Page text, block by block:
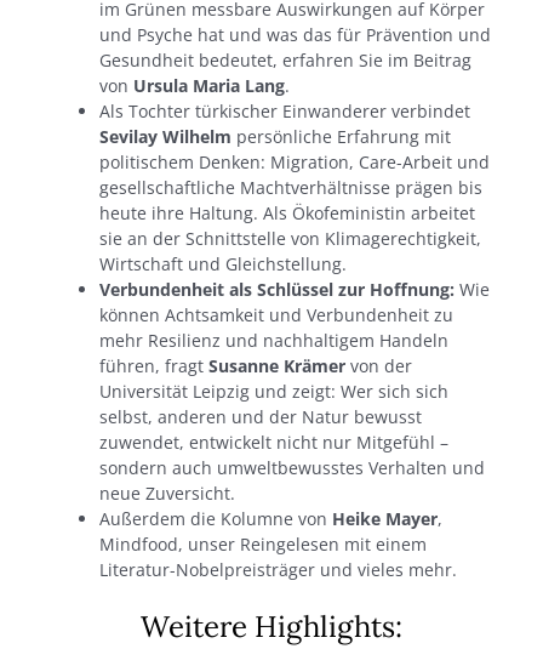
im Grünen messbare Auswirkungen auf Körper
und Psyche hat und was das für Prävention und
Gesundheit bedeutet, erfahren Sie im Beitrag
von Ursula Maria Lang.
Als Tochter türkischer Einwanderer verbindet
Sevilay Wilhelm persönliche Erfahrung mit
politischem Denken: Migration, Care-Arbeit und
gesellschaftliche Machtverhältnisse prägen bis
heute ihre Haltung. Als Ökofeministin arbeitet
sie an der Schnittstelle von Klimagerechtigkeit,
Wirtschaft und Gleichstellung.
Verbundenheit als Schlüssel zur Hoffnung: Wie
können Achtsamkeit und Verbundenheit zu
mehr Resilienz und nachhaltigem Handeln
führen, fragt Susanne Krämer von der
Universität Leipzig und zeigt: Wer sich sich
selbst, anderen und der Natur bewusst
zuwendet, entwickelt nicht nur Mitgefühl –
sondern auch umweltbewusstes Verhalten und
neue Zuversicht.
Außerdem die Kolumne von Heike Mayer,
Mindfood, unser Reingelesen mit einem
Literatur-Nobelpreisträger und vieles mehr.
Weitere Highlights: